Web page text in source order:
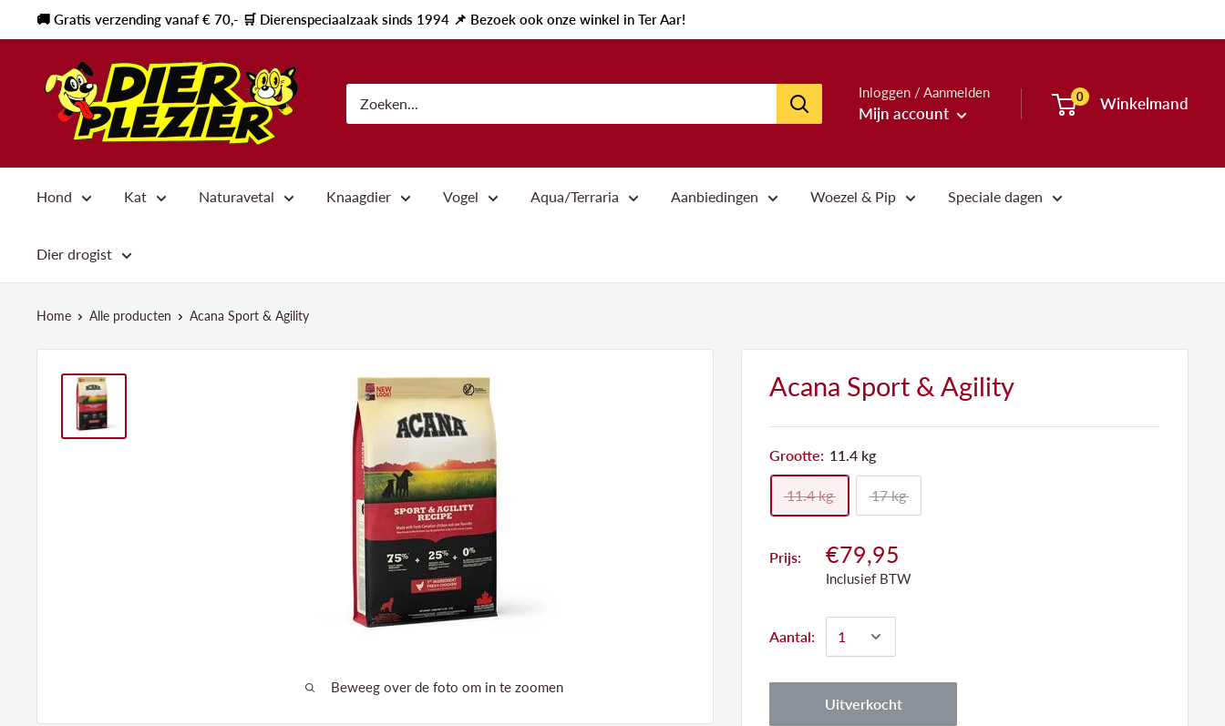
🚚 Gratis verzending vanaf € 70,- 🛒 Dierenspeciaalzaak sinds 1994 📌 Bezoek ook onze winkel in Ter Aar!
Inloggen / Aanmelden
Mijn account
0 Winkelmand
Hond Kat Naturavetal Knaagdier Vogel Aqua/Terraria Aanbiedingen Woezel & Pip Speciale dagen
Dier drogist
Home Alle producten Acana Sport & Agility
Beweeg over de foto om in te zoomen
Acana Sport & Agility
Grootte: 11.4 kg
11.4 kg 17 kg
Prijs: €79,95
Inclusief BTW
Aantal:
Uitverkocht